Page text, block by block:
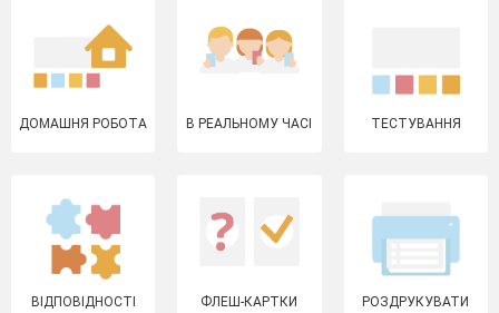
ДОМАШНЯ РОБОТА В РЕАЛЬНОМУ ЧАСІ ТЕСТУВАННЯ
ВІДПОВІДНОСТІ ФЛЕШ-КАРТКИ РОЗДРУКУВАТИ